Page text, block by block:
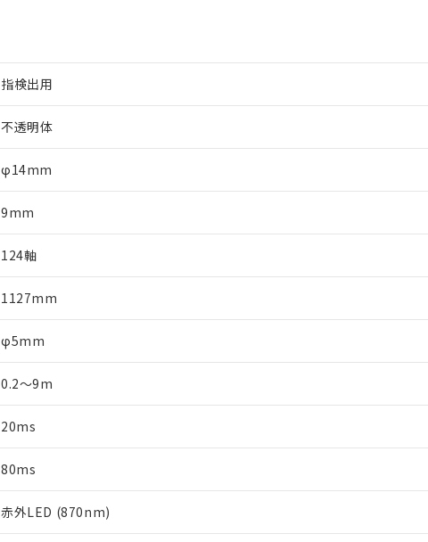
指検出用
不透明体
φ14mm
9mm
124軸
1127mm
φ5mm
0.2～9m
20ms
80ms
赤外LED (870nm)